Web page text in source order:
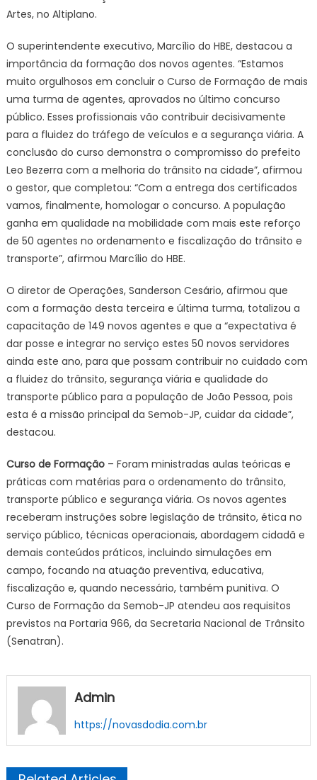
Artes, no Altiplano.
O superintendente executivo, Marcílio do HBE, destacou a
importância da formação dos novos agentes. “Estamos
muito orgulhosos em concluir o Curso de Formação de mais
uma turma de agentes, aprovados no último concurso
público. Esses profissionais vão contribuir decisivamente
para a fluidez do tráfego de veículos e a segurança viária. A
conclusão do curso demonstra o compromisso do prefeito
Leo Bezerra com a melhoria do trânsito na cidade”, afirmou
o gestor, que completou: “Com a entrega dos certificados
vamos, finalmente, homologar o concurso. A população
ganha em qualidade na mobilidade com mais este reforço
de 50 agentes no ordenamento e fiscalização do trânsito e
transporte”, afirmou Marcílio do HBE.
O diretor de Operações, Sanderson Cesário, afirmou que
com a formação desta terceira e última turma, totalizou a
capacitação de 149 novos agentes e que a “expectativa é
dar posse e integrar no serviço estes 50 novos servidores
ainda este ano, para que possam contribuir no cuidado com
a fluidez do trânsito, segurança viária e qualidade do
transporte público para a população de João Pessoa, pois
esta é a missão principal da Semob-JP, cuidar da cidade”,
destacou.
Curso de Formação– Foram ministradas aulas teóricas e
práticas com matérias para o ordenamento do trânsito,
transporte público e segurança viária. Os novos agentes
receberam instruções sobre legislação de trânsito, ética no
serviço público, técnicas operacionais, abordagem cidadã e
demais conteúdos práticos, incluindo simulações em
campo, focando na atuação preventiva, educativa,
fiscalização e, quando necessário, também punitiva. O
Curso de Formação da Semob-JP atendeu aos requisitos
previstos na Portaria 966, da Secretaria Nacional de Trânsito
(Senatran).
Admin
https://novasdodia.com.br